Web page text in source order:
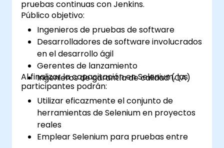
pruebas continuas con Jenkins.
Público objetivo:
Ingenieros de pruebas de software
Desarrolladores de software involucrados
en el desarrollo ágil
Gerentes de lanzamiento
Ingenieros de garantía de calidad (QA)
Al finalizar la capacitación en Selenium, los
participantes podrán:
Utilizar eficazmente el conjunto de
herramientas de Selenium en proyectos
reales
Emplear Selenium para pruebas entre